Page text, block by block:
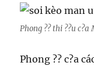
Phong ?? thi ??u
Phong ?? c?a